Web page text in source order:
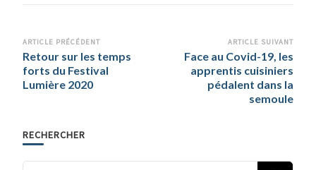
Navigation
d’article
ARTICLE PRÉCÉDENT
Retour sur les temps
forts du Festival
Lumière 2020
ARTICLE SUIVANT
Face au Covid-19, les
apprentis cuisiniers
pédalent dans la
semoule
RECHERCHER